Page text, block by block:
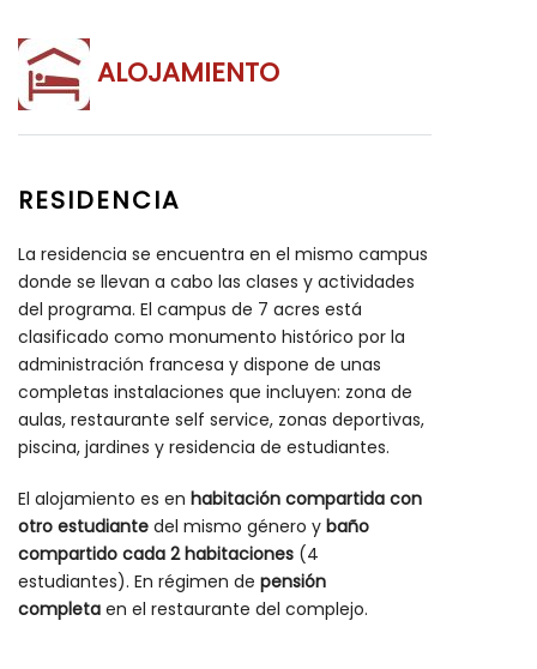
ALOJAMIENTO
RESIDENCIA
La residencia se encuentra en el mismo campus
donde se llevan a cabo las clases y actividades
del programa. El campus de 7 acres está
clasificado como monumento histórico por la
administración francesa y dispone de unas
completas instalaciones que incluyen: zona de
aulas, restaurante self service, zonas deportivas,
piscina, jardines y residencia de estudiantes.
El alojamiento es en habitación compartida con
otro estudiante del mismo género y baño
compartido cada 2 habitaciones (4
estudiantes). En régimen de pensión
completa en el restaurante del complejo.